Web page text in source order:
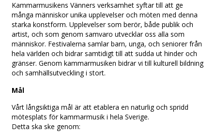
Kammarmusikens Vänners verksamhet syftar till att ge
många människor unika upplevelser och möten med denna
starka konstform. Upplevelser som berör, både publik och
artist, och som genom samvaro utvecklar oss alla som
människor. Festivalerna samlar barn, unga, och seniorer från
hela världen och bidrar samtidigt till att sudda ut hinder och
gränser. Genom kammarmusiken bidrar vi till kulturell bildning
och samhällsutveckling i stort.
Mål
Vårt långsiktiga mål är att etablera en naturlig och spridd
mötesplats för kammarmusik i hela Sverige.
Detta ska ske genom: